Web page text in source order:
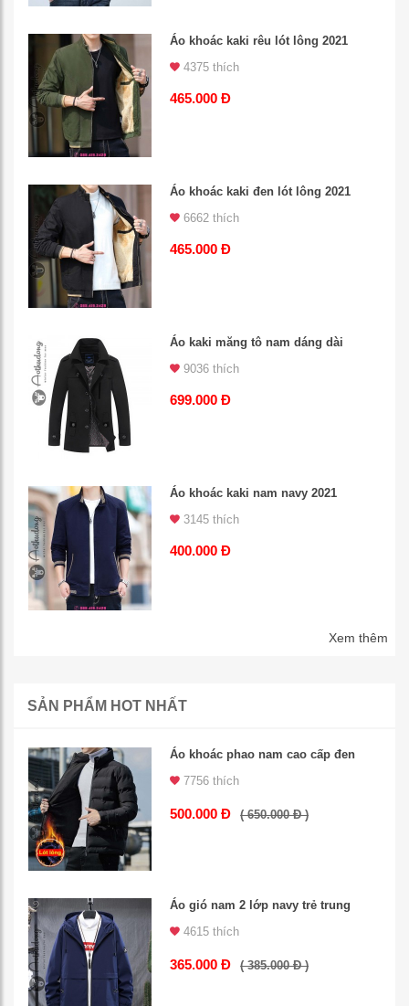
Áo khoác kaki rêu lót lông 2021
4375 thích
465.000 Đ
Áo khoác kaki đen lót lông 2021
6662 thích
465.000 Đ
Áo kaki măng tô nam dáng dài
9036 thích
699.000 Đ
Áo khoác kaki nam navy 2021
3145 thích
400.000 Đ
Xem thêm
SẢN PHẨM HOT NHẤT
Áo khoác phao nam cao cấp đen
7756 thích
500.000 Đ ( 650.000 Đ )
Áo gió nam 2 lớp navy trẻ trung
4615 thích
365.000 Đ ( 385.000 Đ )